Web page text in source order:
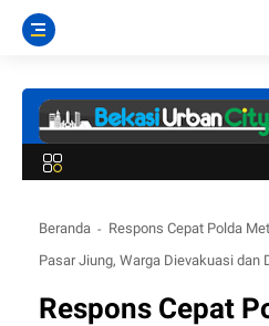
Beranda
Respons Cepat Polda
Pasar Jiung, Warga Dievakuasi dan
Respons Cepat